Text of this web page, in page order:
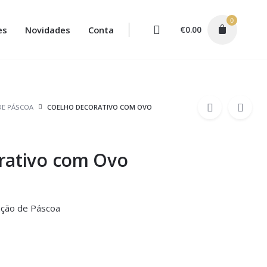
Novidades Conta €0.00
0
PÁSCOA COELHO DECORATIVO COM OVO
com Ovo
de Páscoa